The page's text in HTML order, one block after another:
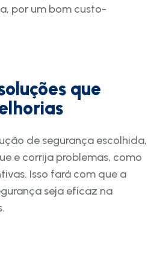
por um bom custo-
que
de segurança escolhida,
e corrija problemas, como
Isso fará com que a
seja eficaz na